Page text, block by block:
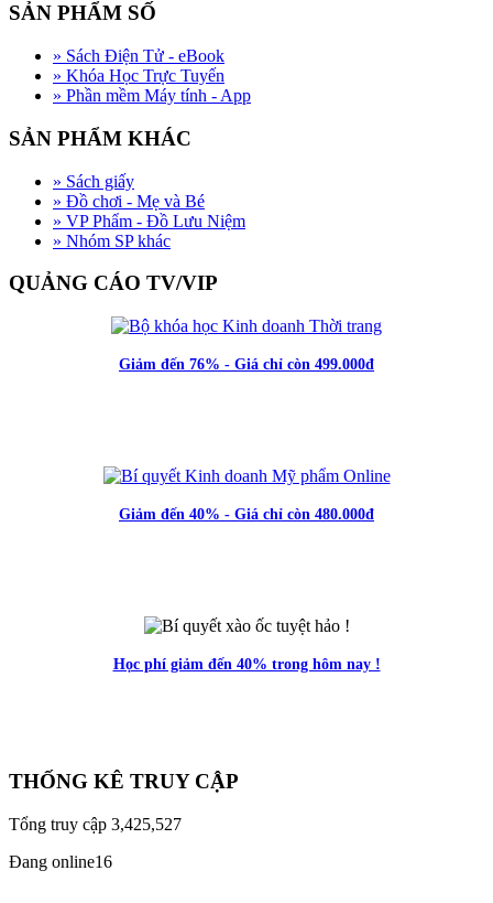
SẢN PHẨM SỐ
» Sách Điện Tử - eBook
» Khóa Học Trực Tuyến
» Phần mềm Máy tính - App
SẢN PHẨM KHÁC
» Sách giấy
» Đồ chơi - Mẹ và Bé
» VP Phẩm - Đồ Lưu Niệm
» Nhóm SP khác
QUẢNG CÁO TV/VIP
Giảm đến 76% - Giá chỉ còn 499.000đ
Giảm đến 40% - Giá chỉ còn 480.000đ
Học phí giảm đến 40% trong hôm nay !
THỐNG KÊ TRUY CẬP
Tổng truy cập 3,425,527
Đang online16